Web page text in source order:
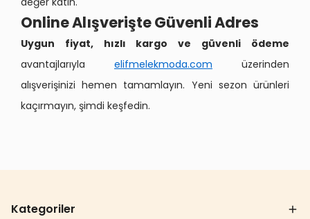
Online Alışverişte Güvenli Adres
Uygun fiyat, hızlı kargo ve güvenli ödeme
avantajlarıyla elifmelekmoda.com üzerinden
alışverişinizi hemen tamamlayın. Yeni sezon ürünleri
kaçırmayın, şimdi keşfedin.
Kategoriler